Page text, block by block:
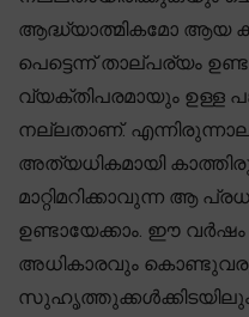
ആദ്ധ്യാത്മികമോ ആയ
പെട്ടെന്ന് താല്പര്യം
വ്യക്തിപരമായും ഉള്ള
നല്ലതാണ്.
അത്യധികമായി
മാറ്റിമറിക്കാവുന്ന ആ
ഉണ്ടായേക്കാം. ഈ
അധികാരവും
സുഹൃത്തുക്കൾക്കിടയിലും